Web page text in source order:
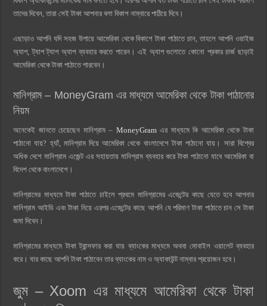
তাদের দিবেন, তারা সেই টাকা আপনার বলা বিকাশ নাম্বারে পাঠিয়ে দিবে।
এছাড়াও আপনি যদি সহজ উপায়ে আমেরিকা থেকে বিকাশে টাকা পাঠাতে চান, তাহলে আপনি ওয়াইজ
অ্যাপ, ট্যাপ ট্যাপ অ্যাপ ব্যবহার করতে পারেন। এই অ্যাপ গুলোতে কোনো প্রকার চার্জ ছাড়াই
আমেরিকা থেকে টাকা পাঠাতে পারবেন।
মানিগ্রাম – MoneyGram এর মাধ্যমে আমেরিকা থেকে টাকা পাঠানোর
নিয়ম
অনেকেই জানতে চেয়েছেন মানিগ্রাম – MoneyGramএর মাধ্যমে কি আমেরিকা থেকে টাকা
পাঠানো যায়? হ্যাঁ, মানিগ্রাম দিয়ে আমেরিকা থেকে বাংলাদেশে টাকা পাঠানো যায়। সারা বিশ্বের
অধিক দেশে মানিগ্রাম এজেন্ট এর সহায়তায় মানিগ্রাম ব্যবহার করে টাকা পাঠানো যাবে আমেরিকা বা
বিদেশ থেকে বাংলাদেশে।
মানিগ্রামের মাধ্যমে টাকা পাঠাতে চাইলে প্রথমে মানিগ্রামের এজেন্টের কাছে যেতে হবে আপনার
মানিগ্রাম আইডি এবং টাকা নিয়ে এরপর এজেন্টের কাছে আপনি যে পরিমাণ টাকা পাঠাতে চান সে টাকা
জমা দিবেন।
মানিগ্রামের মাধ্যমে টাকা ট্রান্সফার করা যায় ব্যাংকের মাধ্যমে অথবা মোবাইল ওয়ালেট ব্যবহার
করে। যার কাছে আপনি টাকা পাঠাবেন তার ব্যাংকের নাম ও অ্যাকাউন্ট নাম্বার প্রয়োজন হবে।
জুম – Xoom এর মাধ্যমে আমেরিকা থেকে টাকা